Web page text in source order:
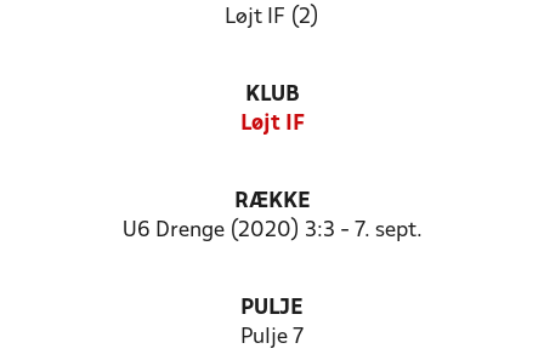
Løjt IF (2)
KLUB
Løjt IF
RÆKKE
U6 Drenge (2020) 3:3 - 7. sept.
PULJE
Pulje 7